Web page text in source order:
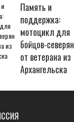
Память и
поддержка:
мотоцикл для
бойцов-северян
от ветерана из
Архангельска